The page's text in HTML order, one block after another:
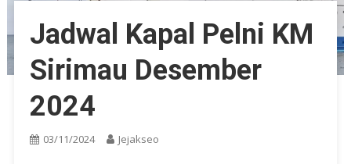
Jadwal Kapal Pelni KM
Sirimau Desember
2024
03/11/2024 Jejakseo